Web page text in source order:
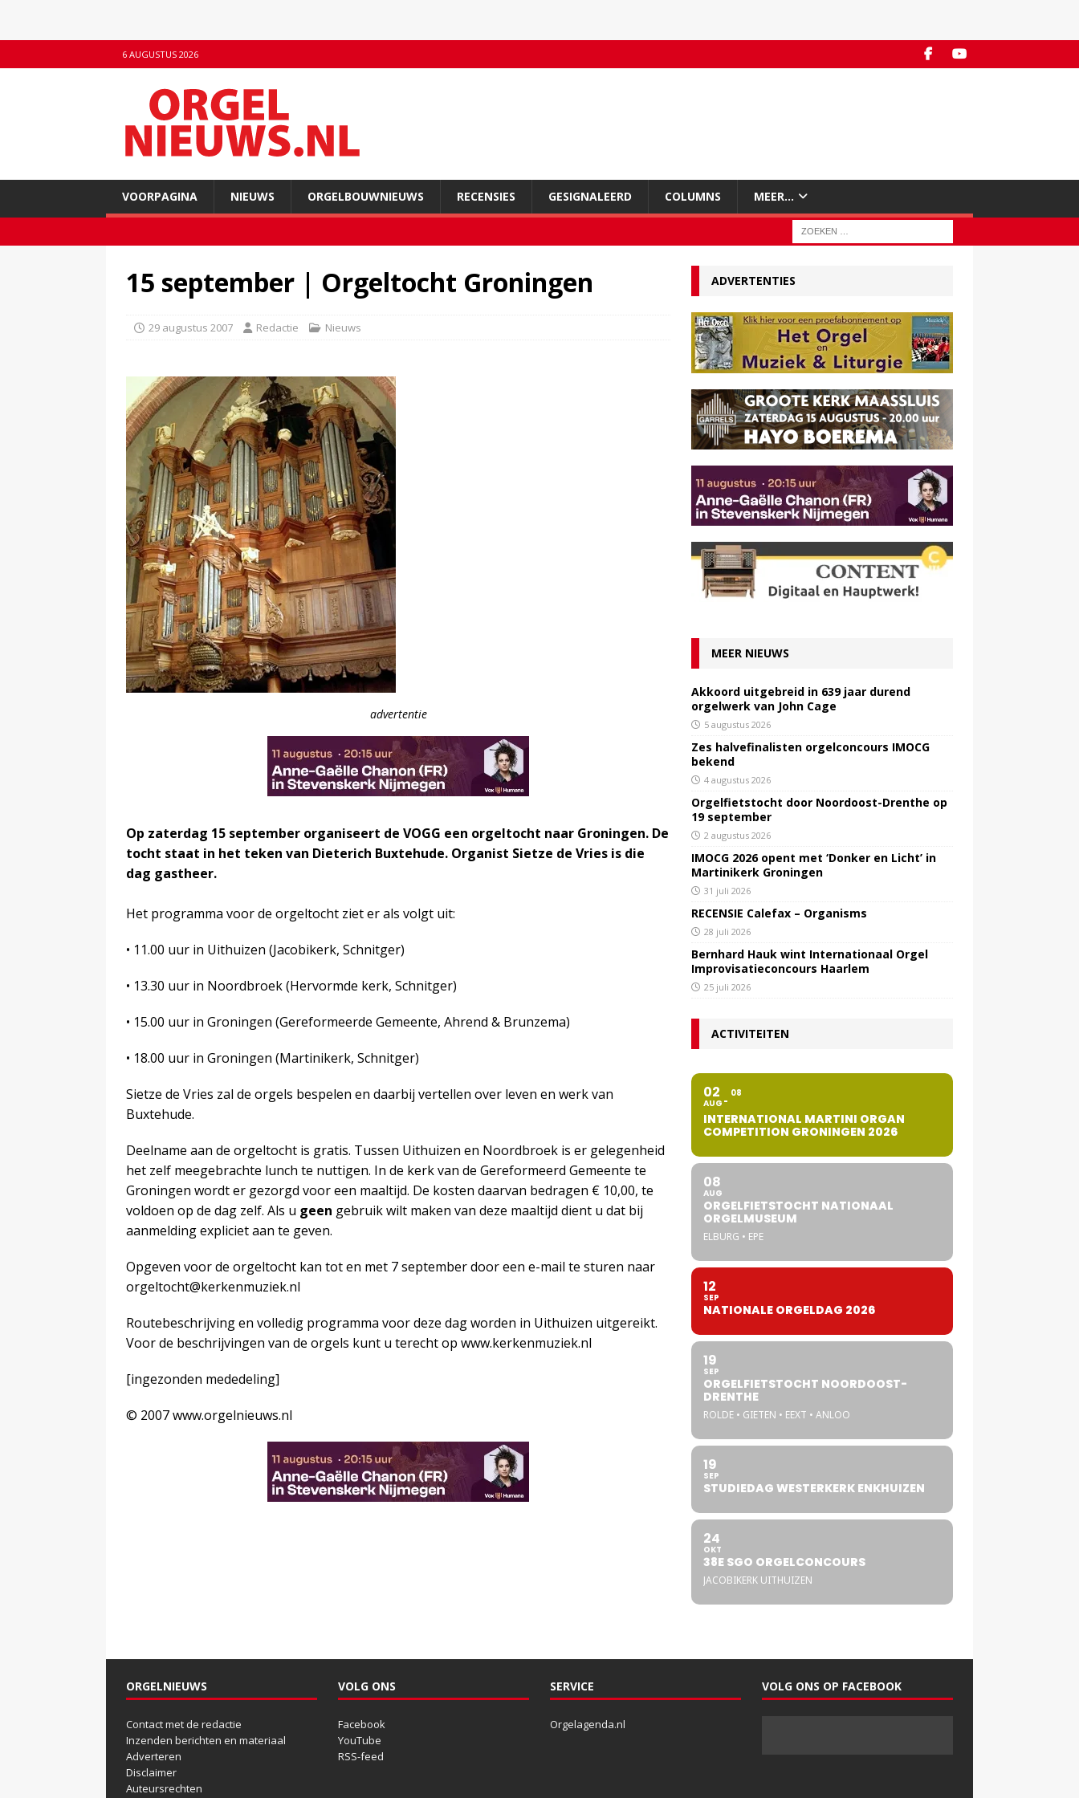
6 AUGUSTUS 2026
VOORPAGINA NIEUWS ORGELBOUWNIEUWS RECENSIES GESIGNALEERD COLUMNS MEER…
15 september | Orgeltocht Groningen
29 augustus 2007 Redactie Nieuws
advertentie
Op zaterdag 15 september organiseert de VOGG een orgeltocht naar Groningen. De
tocht staat in het teken van Dieterich Buxtehude. Organist Sietze de Vries is die
dag gastheer.
Het programma voor de orgeltocht ziet er als volgt uit:
• 11.00 uur in Uithuizen (Jacobikerk, Schnitger)
• 13.30 uur in Noordbroek (Hervormde kerk, Schnitger)
• 15.00 uur in Groningen (Gereformeerde Gemeente, Ahrend & Brunzema)
• 18.00 uur in Groningen (Martinikerk, Schnitger)
Sietze de Vries zal de orgels bespelen en daarbij vertellen over leven en werk van
Buxtehude.
Deelname aan de orgeltocht is gratis. Tussen Uithuizen en Noordbroek is er gelegenheid
het zelf meegebrachte lunch te nuttigen. In de kerk van de Gereformeerd Gemeente te
Groningen wordt er gezorgd voor een maaltijd. De kosten daarvan bedragen € 10,00, te
voldoen op de dag zelf. Als u geen gebruik wilt maken van deze maaltijd dient u dat bij
aanmelding expliciet aan te geven.
Opgeven voor de orgeltocht kan tot en met 7 september door een e-mail te sturen naar
orgeltocht@kerkenmuziek.nl
Routebeschrijving en volledig programma voor deze dag worden in Uithuizen uitgereikt.
Voor de beschrijvingen van de orgels kunt u terecht op www.kerkenmuziek.nl
[ingezonden mededeling]
© 2007 www.orgelnieuws.nl
ADVERTENTIES
MEER NIEUWS
Akkoord uitgebreid in 639 jaar durend
orgelwerk van John Cage
5 augustus 2026
Zes halvefinalisten orgelconcours IMOCG
bekend
4 augustus 2026
Orgelfietstocht door Noordoost-Drenthe op
19 september
2 augustus 2026
IMOCG 2026 opent met ‘Donker en Licht’ in
Martinikerk Groningen
31 juli 2026
RECENSIE Calefax – Organisms
28 juli 2026
Bernhard Hauk wint Internationaal Orgel
Improvisatieconcours Haarlem
25 juli 2026
ACTIVITEITEN
02
AUG
08
INTERNATIONAL MARTINI ORGAN
COMPETITION GRONINGEN 2026
08
AUG
ORGELFIETSTOCHT NATIONAAL
ORGELMUSEUM
ELBURG • EPE
12
SEP
NATIONALE ORGELDAG 2026
19
SEP
ORGELFIETSTOCHT NOORDOOST-
DRENTHE
ROLDE • GIETEN • EEXT • ANLOO
19
SEP
STUDIEDAG WESTERKERK ENKHUIZEN
24
OKT
38E SGO ORGELCONCOURS
JACOBIKERK UITHUIZEN
ORGELNIEUWS
Contact met de redactie
Inzenden berichten en materiaal
Adverteren
Disclaimer
Auteursrechten
VOLG ONS
Facebook
YouTube
RSS-feed
SERVICE
Orgelagenda.nl
VOLG ONS OP FACEBOOK